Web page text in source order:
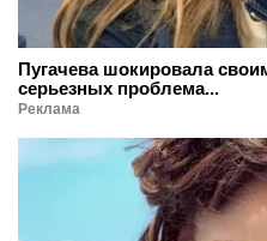
Пугачева шокировала
серьезных проблема...
Реклама